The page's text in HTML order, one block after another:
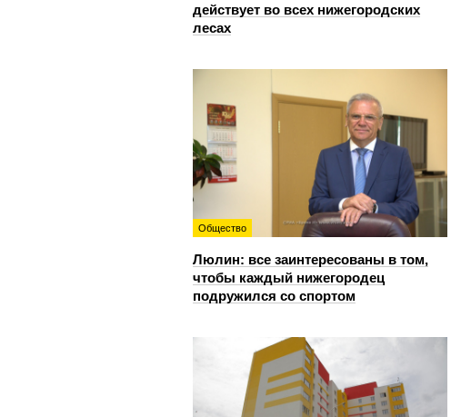
действует во всех нижегородских
лесах
Общество
Люлин: все заинтересованы в том,
чтобы каждый нижегородец
подружился со спортом